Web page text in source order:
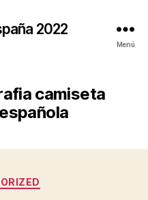
2022
Menú
camiseta